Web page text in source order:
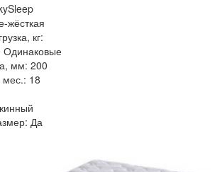
жёсткая
кг:
Одинаковые
мм: 200
мес.: 18
Да